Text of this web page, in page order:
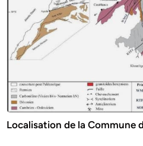
Localisation de la Commune